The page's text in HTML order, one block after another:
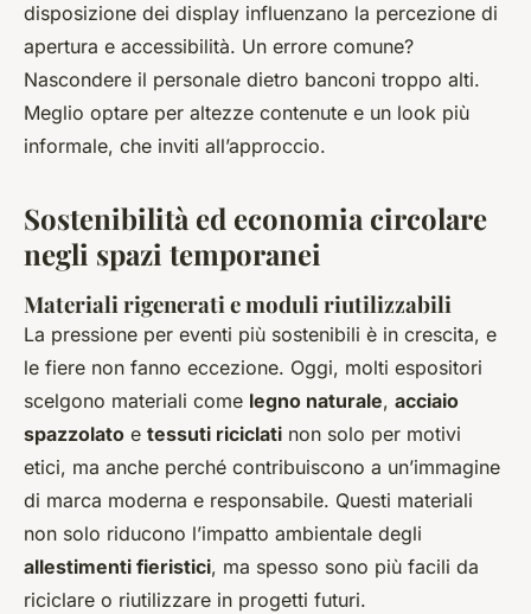
disposizione dei display influenzano la percezione di
apertura e accessibilità. Un errore comune?
Nascondere il personale dietro banconi troppo alti.
Meglio optare per altezze contenute e un look più
informale, che inviti all’approccio.
Sostenibilità ed economia circolare
negli spazi temporanei
Materiali rigenerati e moduli riutilizzabili
La pressione per eventi più sostenibili è in crescita, e
le fiere non fanno eccezione. Oggi, molti espositori
scelgono materiali come legno naturale, acciaio
spazzolato e tessuti riciclati non solo per motivi
etici, ma anche perché contribuiscono a un’immagine
di marca moderna e responsabile. Questi materiali
non solo riducono l’impatto ambientale degli
allestimenti fieristici, ma spesso sono più facili da
riciclare o riutilizzare in progetti futuri.